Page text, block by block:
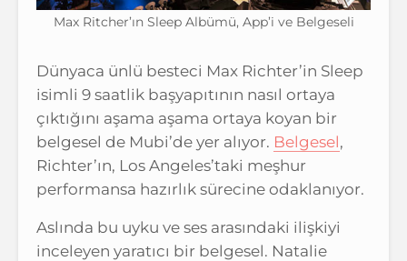
Max Ritcher’ın Sleep Albümü, App’i ve Belgeseli
Dünyaca ünlü besteci Max Richter’in Sleep
isimli 9 saatlik başyapıtının nasıl ortaya
çıktığını aşama aşama ortaya koyan bir
belgesel de Mubi’de yer alıyor. Belgesel,
Richter’ın, Los Angeles’taki meşhur
performansa hazırlık sürecine odaklanıyor.
Aslında bu uyku ve ses arasındaki ilişkiyi
inceleyen yaratıcı bir belgesel. Natalie